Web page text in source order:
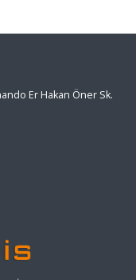
Er Hakan Öner Sk.